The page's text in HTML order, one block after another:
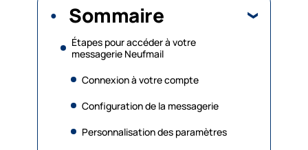
Sommaire
Étapes pour accéder à votre
messagerie Neufmail
Connexion à votre compte
Configuration de la messagerie
Personnalisation des paramètres